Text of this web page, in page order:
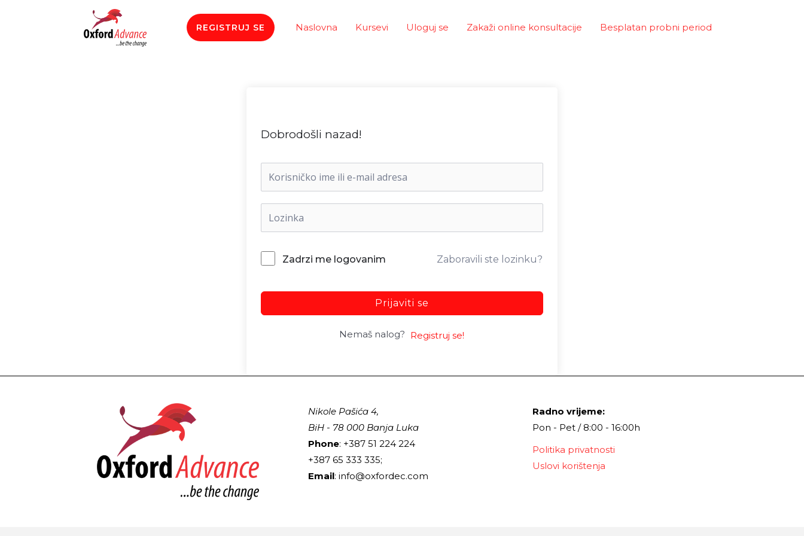
REGISTRUJ SE Naslovna Kursevi Uloguj se Zakaži online konsultacije Besplatan probni period
Dobrodošli nazad!
Zadrzi me logovanim Zaboravili ste lozinku?
Prijaviti se
Nemaš nalog? Registruj se!
Nikole Pašića 4,
BiH - 78 000 Banja Luka
Phone: +387 51 224 224
+387 65 333 335;
Email: info@oxfordec.com
Radno vrijeme:
Pon - Pet / 8:00 - 16:00h
Politika privatnosti
Uslovi korištenja